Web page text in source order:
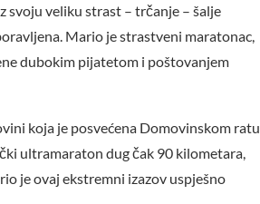
svoju veliku strast – trčanje – šalje
Mario je strastveni maratonac,
dubokim pijatetom i poštovanjem
koja je posvećena Domovinskom ratu,
ultramaraton dug čak 90 kilometara,
je ovaj ekstremni izazov uspješno